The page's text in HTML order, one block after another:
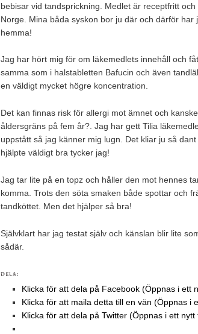
bebisar vid tandsprickning. Medlet är receptfritt
Norge. Mina båda syskon bor ju där och därför
hemma!
Jag har hört mig för om läkemedlets innehåll och
samma som i halstabletten Bafucin och även
en väldigt mycket högre koncentration.
Det kan finnas risk för allergi mot ämnet och
åldersgräns på fem år?. Jag har gett Tilia
uppstått så jag känner mig lugn. Det kliar ju så
hjälpte väldigt bra tycker jag!
Jag tar lite på en topz och håller den mot hennes
komma. Trots den söta smaken både spottar och
tandköttet. Men det hjälper så bra!
Självklart har jag testat själv och känslan blir lite
sådär.
DELA:
Klicka för att dela på Facebook (Öppnas i ett
Klicka för att maila detta till en vän (Öppnas i
Klicka för att dela på Twitter (Öppnas i ett nytt